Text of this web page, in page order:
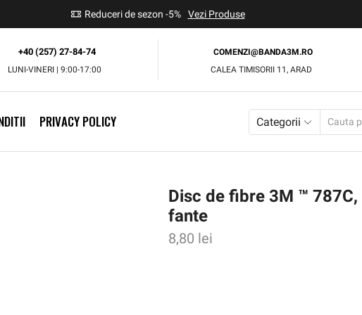
Reduceri de sezon -5% Vezi Produse
+40 (257) 27-84-74
LUNI-VINERI | 9:00-17:00
COMENZI@BANDA3M.RO
CALEA TIMISORII 11, ARAD
PRIVACY POLICY Categorii
Disc de fibre 3M ™
fante
8,80 lei